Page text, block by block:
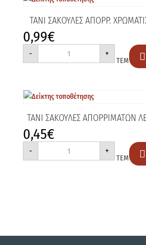
ΤΑΝΙ ΣΑΚΟΥΛΕΣ ΑΠΟΡΡ.
0,99€
-
ΤΑΝΙ
ΑΠΟΡΡ.
+
ΤΕΜ 
ΤΑΝΙ ΣΑΚΟΥΛΕΣ ΑΠΟΡΡΙΜΑΤΩΝ
0,45€
-
ΤΑΝΙ
ΑΠΟΡΡΙΜΑΤΩΝ
+
ΤΕΜ 